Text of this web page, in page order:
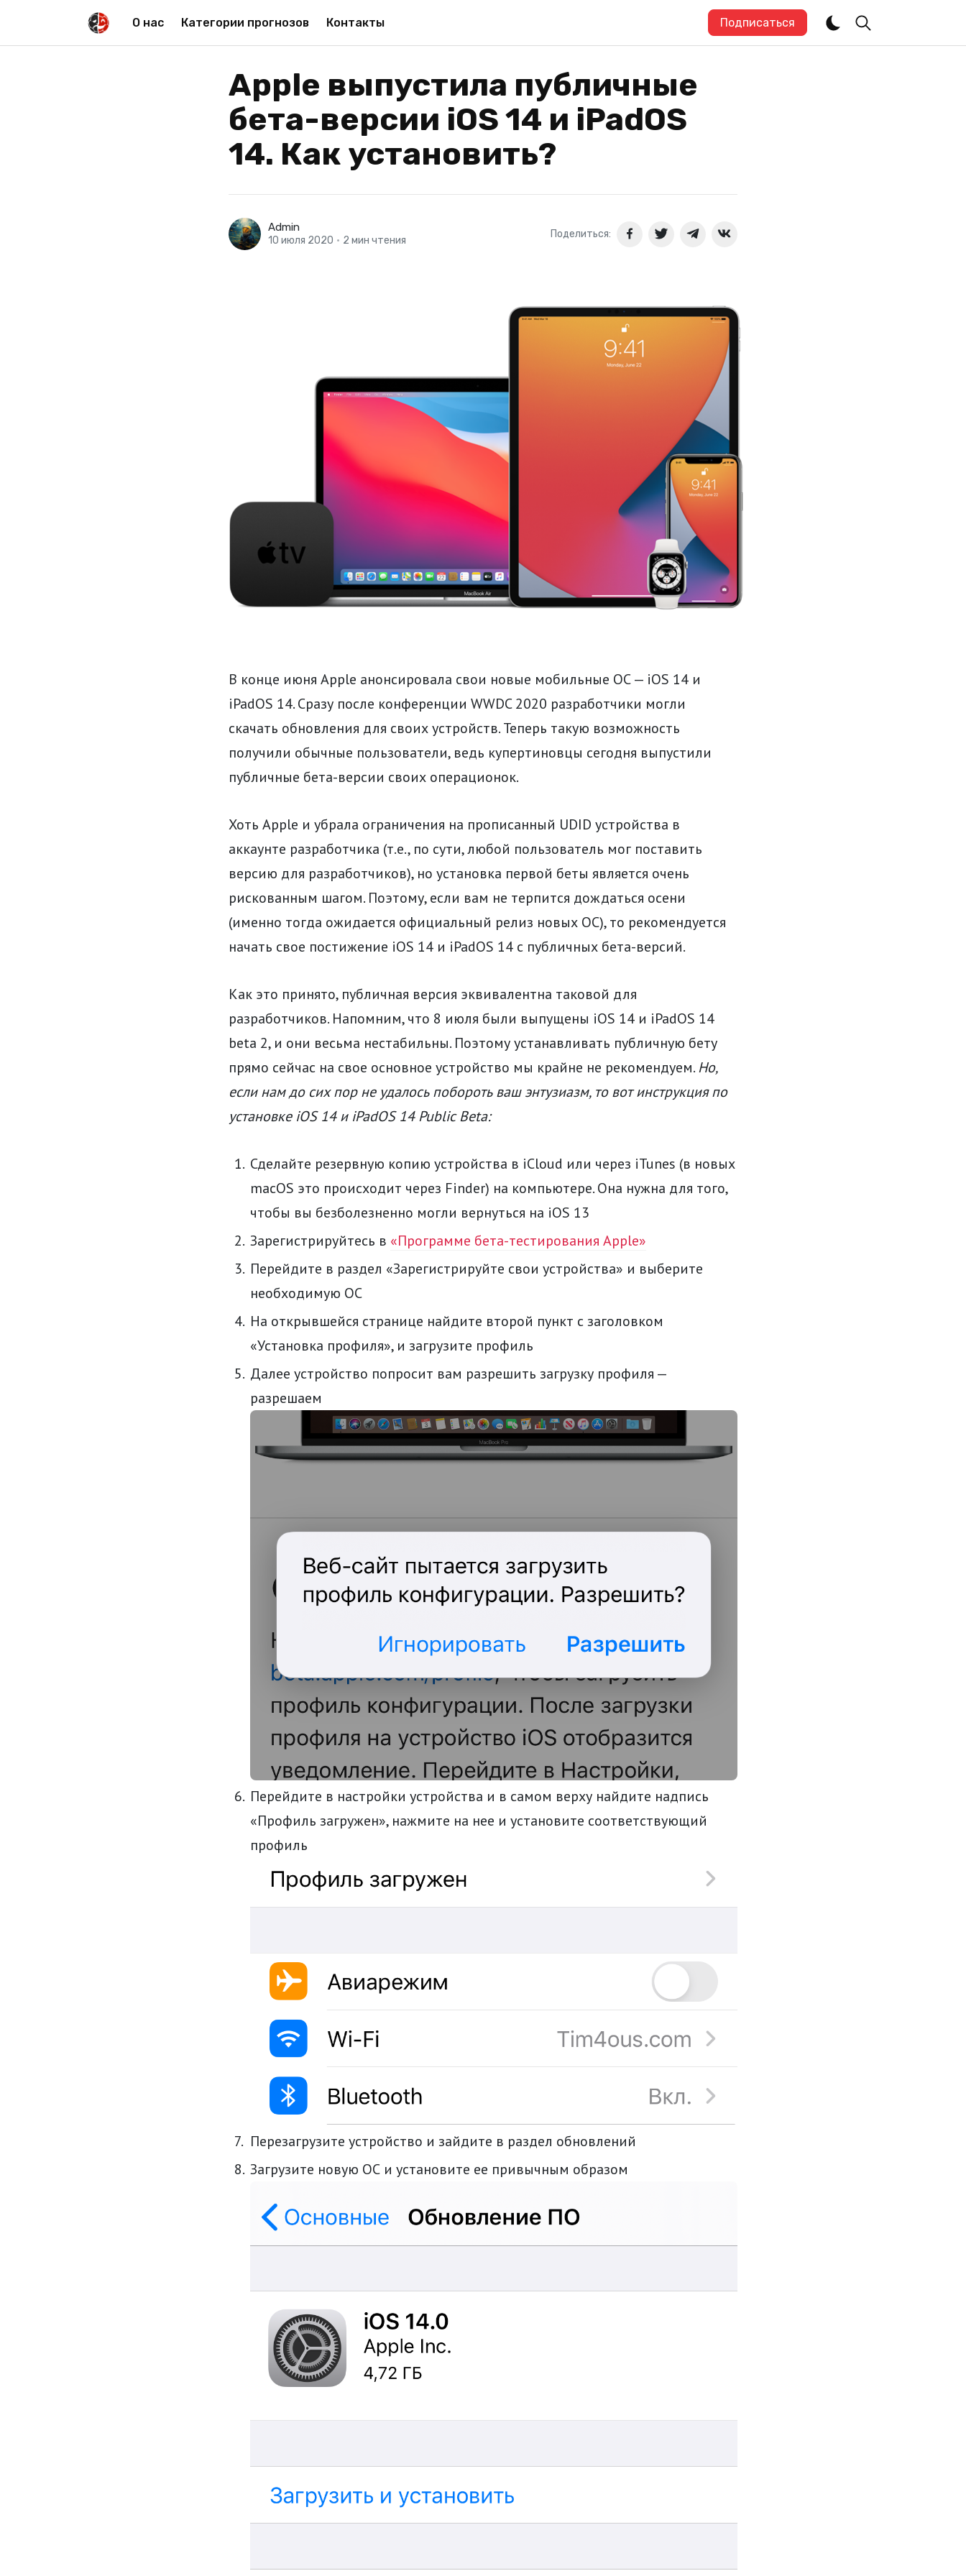
О нас Категории прогнозов Контакты Подписаться
Apple выпустила публичные
бета-версии iOS 14 и iPadOS
14. Как установить?
Admin
10 июля 2020 • 2 мин чтения
Поделиться:
В конце июня Apple анонсировала свои новые мобильные ОС — iOS 14 и
iPadOS 14. Сразу после конференции WWDC 2020 разработчики могли
скачать обновления для своих устройств. Теперь такую возможность
получили обычные пользователи, ведь купертиновцы сегодня выпустили
публичные бета-версии своих операционок.
Хоть Apple и убрала ограничения на прописанный UDID устройства в
аккаунте разработчика (т.е., по сути, любой пользователь мог поставить
версию для разработчиков), но установка первой беты является очень
рискованным шагом. Поэтому, если вам не терпится дождаться осени
(именно тогда ожидается официальный релиз новых ОС), то рекомендуется
начать свое постижение iOS 14 и iPadOS 14 с публичных бета-версий.
Как это принято, публичная версия эквивалентна таковой для
разработчиков. Напомним, что 8 июля были выпущены iOS 14 и iPadOS 14
beta 2, и они весьма нестабильны. Поэтому устанавливать публичную бету
прямо сейчас на свое основное устройство мы крайне не рекомендуем.Но,
если нам до сих пор не удалось побороть ваш энтузиазм, то вот инструкция по
установке iOS 14 и iPadOS 14 Public Beta:
Сделайте резервную копию устройства в iCloud или через iTunes (в новых
macOS это происходит через Finder) на компьютере. Она нужна для того,
чтобы вы безболезненно могли вернуться на iOS 13
Зарегистрируйтесь в «Программе бета-тестирования Apple»
Перейдите в раздел «Зарегистрируйте свои устройства» и выберите
необходимую ОС
На открывшейся странице найдите второй пункт с заголовком
«Установка профиля», и загрузите профиль
Далее устройство попросит вам разрешить загрузку профиля —
разрешаем
Перейдите в настройки устройства и в самом верху найдите надпись
«Профиль загружен», нажмите на нее и установите соответствующий
профиль
Перезагрузите устройство и зайдите в раздел обновлений
Загрузите новую ОС и установите ее привычным образом